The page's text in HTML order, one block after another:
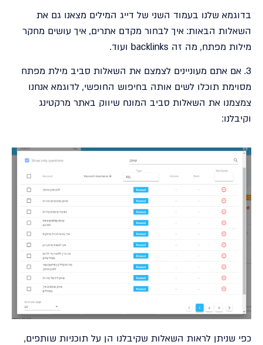
בדוגמא שלנו בעמוד השני של דייג המילים מצאנו גם את
השאלות הבאות: איך לבחור מקדם אתרים, איך עושים מחקר
מילות מפתח, מה זה backlinks ועוד.
3. אם אתם מעוניינים לצמצם את השאלות סביב מילת מפתח
מסוימת תוכלו לשים אותה בחיפוש החופשי, לדוגמא אנחנו
צמצמנו את השאלות סביב המונח שיווק באתר מרקטינג
וקיבלנו:
כפי שניתן לראות השאלות שקיבלנו הן על תוכניות שותפים,